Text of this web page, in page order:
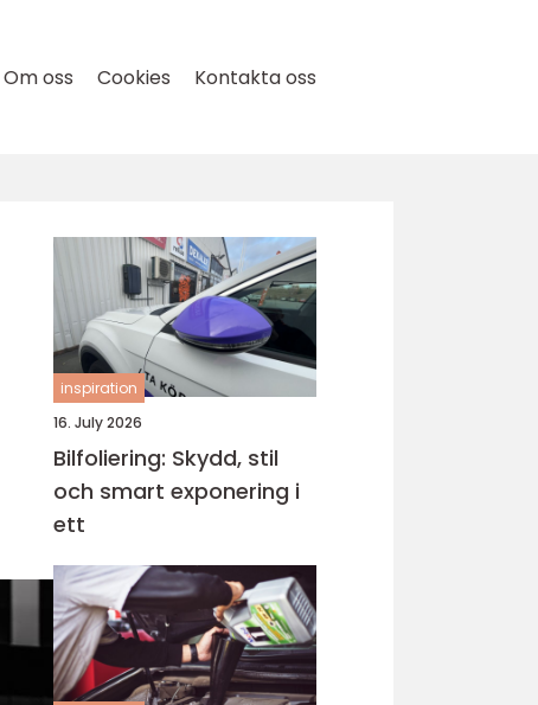
Om oss Cookies Kontakta oss
inspiration
16. July 2026
Bilfoliering: Skydd, stil
och smart exponering i
ett